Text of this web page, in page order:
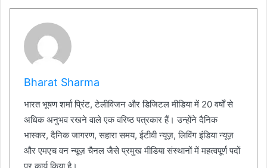
Bharat Sharma
भारत भूषण शर्मा प्रिंट, टेलीविजन और डिजिटल मीडिया में 20 वर्षों से
अधिक अनुभव रखने वाले एक वरिष्ठ पत्रकार हैं। उन्होंने दैनिक
भास्कर, दैनिक जागरण, सहारा समय, ईटीवी न्यूज़, लिविंग इंडिया न्यूज़
और एमएच वन न्यूज़ चैनल जैसे प्रमुख मीडिया संस्थानों में महत्वपूर्ण पदों